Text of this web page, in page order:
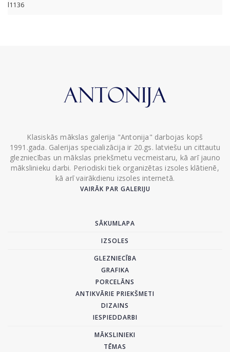
l1136
Klasiskās mākslas galerija "Antonija" darbojas kopš
1991.gada. Galerijas specializācija ir 20.gs. latviešu un cittautu
glezniecības un mākslas priekšmetu vecmeistaru, kā arī jauno
mākslinieku darbi. Periodiski tiek organizētas izsoles klātienē,
kā arī vairākdienu izsoles internetā.
VAIRĀK PAR GALERIJU
SĀKUMLAPA
IZSOLES
GLEZNIECĪBA
GRAFIKA
PORCELĀNS
ANTIKVĀRIE PRIEKŠMETI
DIZAINS
IESPIEDDARBI
MĀKSLINIEKI
TĒMAS